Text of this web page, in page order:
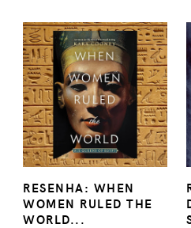
RESENHA: WHEN
WOMEN RULED THE
WORLD...